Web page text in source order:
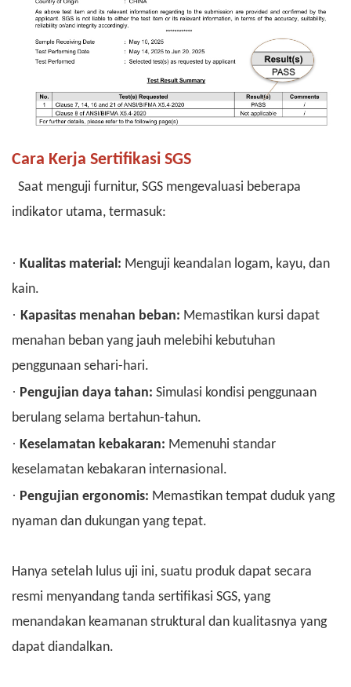
Cara Kerja Sertifikasi SGS
Saat menguji furnitur, SGS mengevaluasi beberapa
indikator utama, termasuk:
· Kualitas material: Menguji keandalan logam, kayu, dan
kain.
· Kapasitas menahan beban: Memastikan kursi dapat
menahan beban yang jauh melebihi kebutuhan
penggunaan sehari-hari.
· Pengujian daya tahan: Simulasi kondisi penggunaan
berulang selama bertahun-tahun.
· Keselamatan kebakaran: Memenuhi standar
keselamatan kebakaran internasional.
· Pengujian ergonomis: Memastikan tempat duduk yang
nyaman dan dukungan yang tepat.
Hanya setelah lulus uji ini, suatu produk dapat secara
resmi menyandang tanda sertifikasi SGS, yang
menandakan keamanan struktural dan kualitasnya yang
dapat diandalkan.